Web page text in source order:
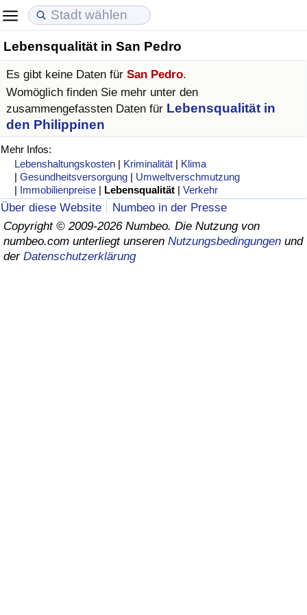
Lebensqualität in San Pedro
Es gibt keine Daten für San Pedro.
Womöglich finden Sie mehr unter den
zusammengefassten Daten für Lebensqualität in
den Philippinen
Mehr Infos:
Lebenshaltungskosten | Kriminalität | Klima
|Gesundheitsversorgung | Umweltverschmutzung
| Immobilienpreise | Lebensqualität |Verkehr
Über diese Website
Numbeo in der Presse
Copyright © 2009-2026 Numbeo. Die Nutzung von
numbeo.com unterliegt unseren Nutzungsbedingungen und
der Datenschutzerklärung
Lebenshaltungskosten
Lebenshaltungskosten-Index (aktuell)
Lebenshaltungskosten-Index
Lebenshaltungskosten-Index nach Land
in Akaba
Immobilienpreise
Immobilienpreis-Index (aktuell)
Immobilienpreis-Index
Immobilienpreis-Index nach Land
Lebensqualität
Lebensqualität-Index
Lebensqualität-Index (aktuell)
Lebensqualitätsindex nach Land
Kriminalität
Kriminalitäts-Index (aktuell)
Kriminalitäts-Index